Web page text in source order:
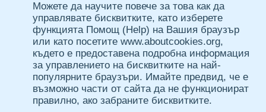
Можете да научите повече за това как да
управлявате бисквитките, като изберете
функцията Помощ (Help) на Вашия браузър
или като посетите www.aboutcookies.org,
където е предоставена подробна информация
за управлението на бисквитките на най-
популярните браузъри. Имайте предвид, че е
възможно части от сайта да не функционират
правилно, ако забраните бисквитките.